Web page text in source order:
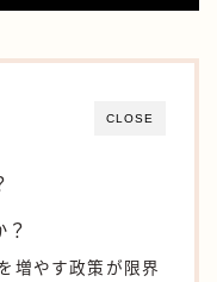
CLOSE
？
増やす政策が限界